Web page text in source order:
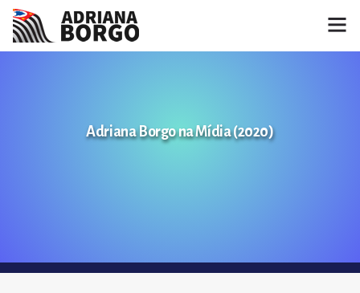
Adriana Borgo na Mídia (2020)